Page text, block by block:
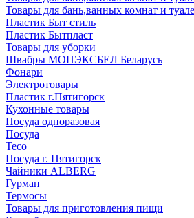
Товары для бань,ванных комнат и
Пластик Быт стиль
Пластик Бытпласт
Товары для уборки
Швабры МОПЭКСБЕЛ Беларусь
Фонари
Электротовары
Пластик г.Пятигорск
Кухонные товары
Посуда одноразовая
Посуда
Teco
Посуда г. Пятигорск
Чайники ALBERG
Гурман
Термосы
Товары для приготовления пищи